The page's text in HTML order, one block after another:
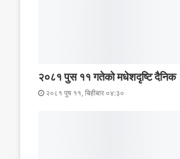
२०८१ पुस ११ गतेको मधेशदृष्टि दैनिक
२०८१ पुष ११, बिहीबार ०४:३०